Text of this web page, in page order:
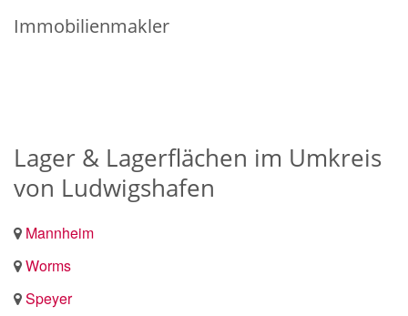
Immobilienmakler
Lager & Lagerflächen im Umkreis
von Ludwigshafen
Mannheim
Worms
Speyer